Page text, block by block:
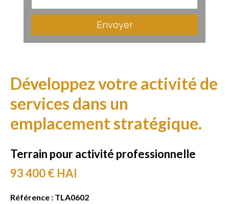
Envoyer
Développez votre activité de
services dans un
emplacement stratégique.
Terrain pour activité professionnelle
93 400 € HAI
Référence : TLA0602